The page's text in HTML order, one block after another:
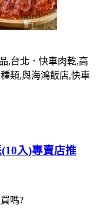
,台北．快車肉乾,高
類,與海鴻飯店,快車
入)專賣店推
嗎?